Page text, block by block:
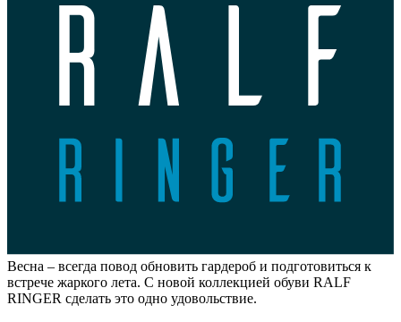
Весна – всегда повод обновить гардероб и подготовиться к
встрече жаркого лета. С новой коллекцией обуви RALF
RINGER сделать это одно удовольствие.